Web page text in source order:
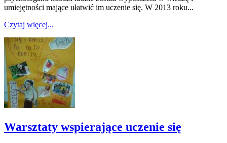
umiejętności mające ułatwić im uczenie się. W 2013 roku...
Czytaj więcej...
Warsztaty wspierające uczenie się